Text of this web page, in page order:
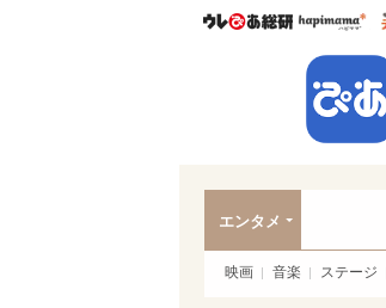
ウレぴあ
エンタメ
映画 音楽 ステージ